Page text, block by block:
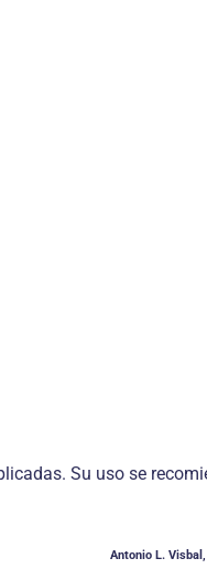
Su uso se
Antonio L.